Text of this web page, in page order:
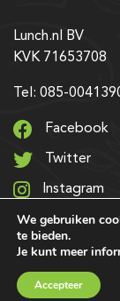
Lunch.nl BV
KVK 71653708
Tel: 085-
Facebook
Twitter
Instagram
LinkedIn
© 2026 Alle
We gebruiken
te bieden.
Je kunt meer
Accepteer